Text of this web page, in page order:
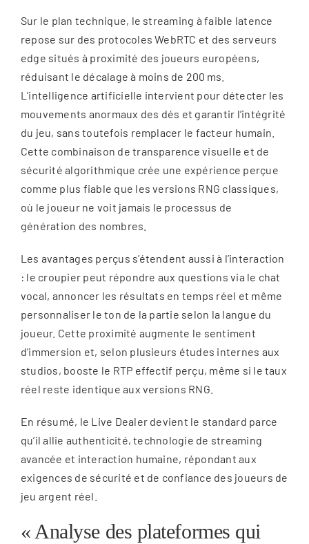
Sur le plan technique, le streaming à faible latence
repose sur des protocoles WebRTC et des serveurs
edge situés à proximité des joueurs européens,
réduisant le décalage à moins de 200 ms.
L’intelligence artificielle intervient pour détecter les
mouvements anormaux des dés et garantir l’intégrité
du jeu, sans toutefois remplacer le facteur humain.
Cette combinaison de transparence visuelle et de
sécurité algorithmique crée une expérience perçue
comme plus fiable que les versions RNG classiques,
où le joueur ne voit jamais le processus de
génération des nombres.
Les avantages perçus s’étendent aussi à l’interaction
: le croupier peut répondre aux questions via le chat
vocal, annoncer les résultats en temps réel et même
personnaliser le ton de la partie selon la langue du
joueur. Cette proximité augmente le sentiment
d’immersion et, selon plusieurs études internes aux
studios, booste le RTP effectif perçu, même si le taux
réel reste identique aux versions RNG.
En résumé, le Live Dealer devient le standard parce
qu’il allie authenticité, technologie de streaming
avancée et interaction humaine, répondant aux
exigences de sécurité et de confiance des joueurs de
jeu argent réel.
« Analyse des plateformes qui